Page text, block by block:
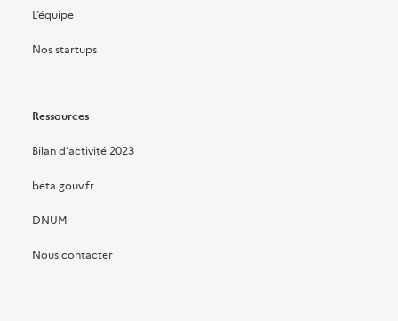
L’équipe
Nos startups
Ressources
Bilan d’activité 2023
beta.gouv.fr
DNUM
Nous contacter